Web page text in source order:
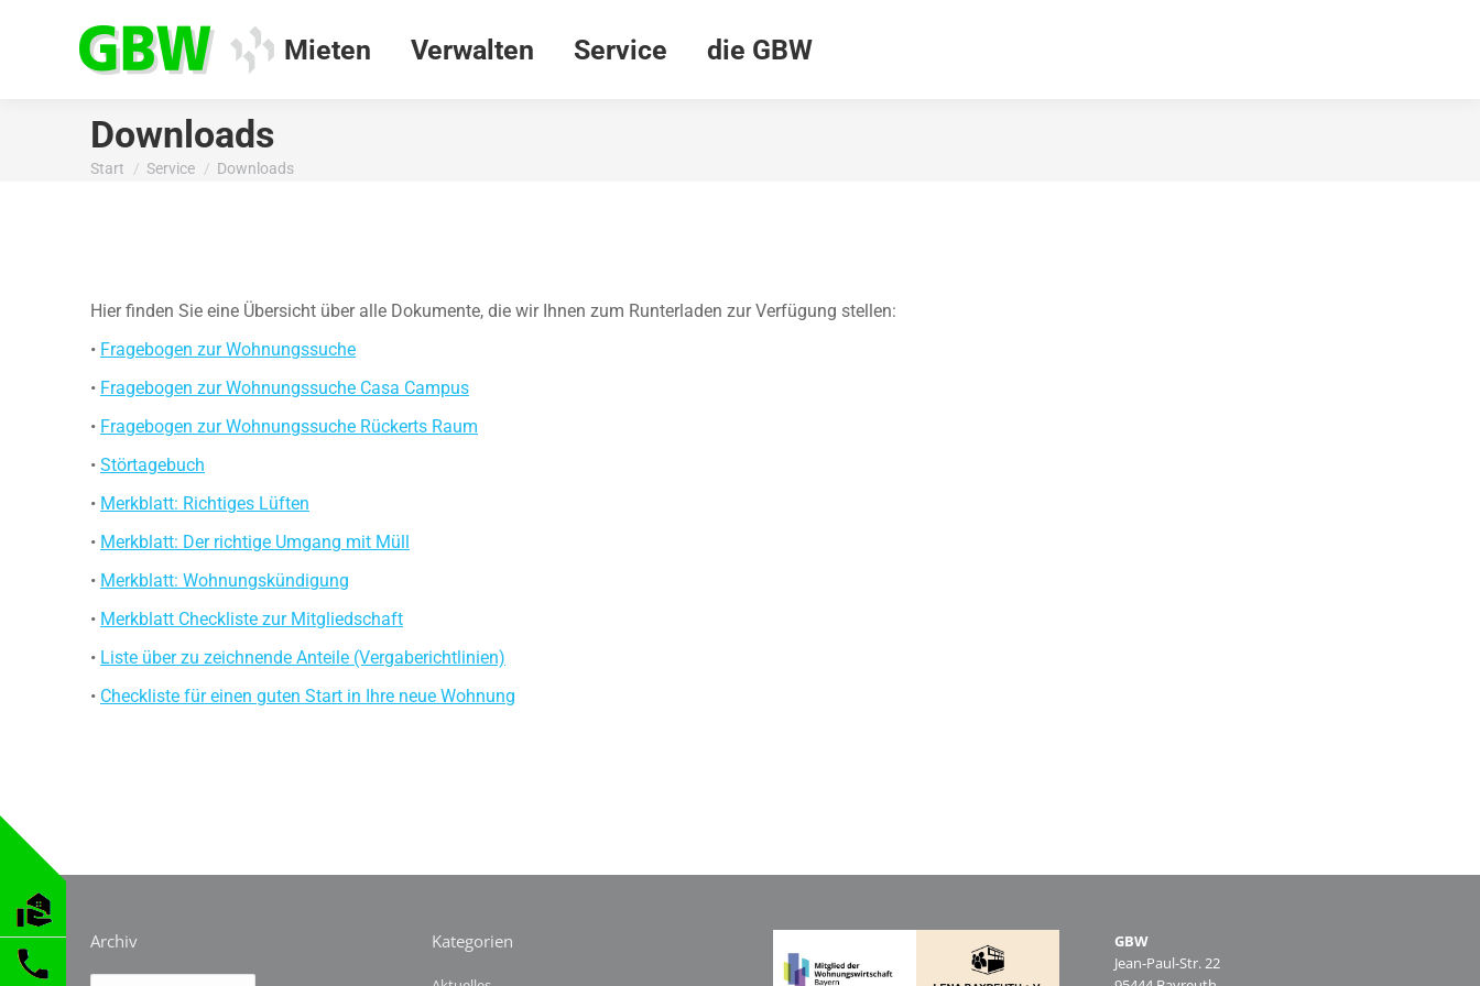
Mieten Verwalten Service die GBW
Downloads
Sie befinden sich hier:
Start Service Downloads
Hier finden Sie eine Übersicht über alle Dokumente, die wir Ihnen zum Runterladen zur Verfügung stellen:
• Fragebogen zur Wohnungssuche
• Fragebogen zur Wohnungssuche Casa Campus
• Fragebogen zur Wohnungssuche Rückerts Raum
• Störtagebuch
• Merkblatt: Richtiges Lüften
• Merkblatt: Der richtige Umgang mit Müll
• Merkblatt: Wohnungskündigung
• Merkblatt Checkliste zur Mitgliedschaft
• Liste über zu zeichnende Anteile (Vergaberichtlinien)
• Checkliste für einen guten Start in Ihre neue Wohnung
Archiv Kategorien
GBW
Jean-Paul-Str. 22